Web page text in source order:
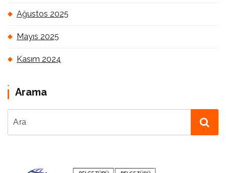
Ağustos 2025
Mayıs 2025
Kasım 2024
Arama